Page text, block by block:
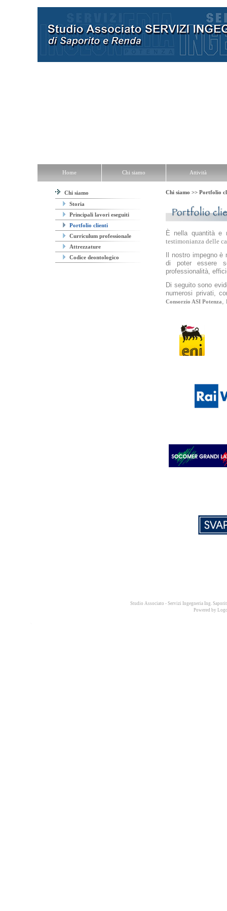
Chi siamo
Storia
Principali lavori eseguiti
Portfolio clienti
Curriculum professionale
Attrezzature
Codice deontologico
Chi siamo >> Portfolio
È nella quantità e
testimonianza delle
Il nostro impegno
di poter essere
professionalità,
Di seguito sono
numerosi privati,
Consorzio ASI Potenza,
Studio Associato - Servizi Ingegneria Ing.
Powered by
Home Chi siamo Attività